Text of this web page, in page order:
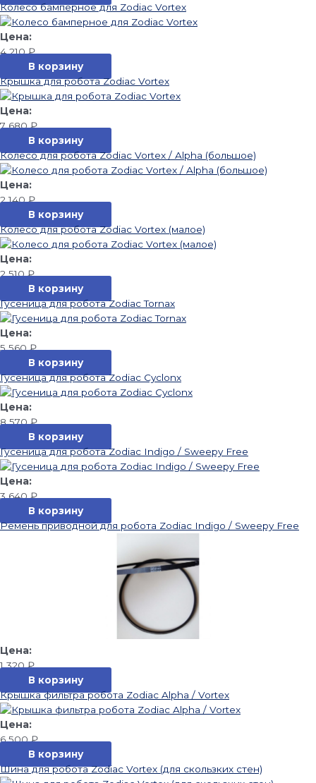
Колесо бамперное для Zodiac Vortex
4 210₽
В корзину
Крышка для робота Zodiac Vortex
7 680₽
В корзину
Колесо для робота Zodiac Vortex / Alpha (большое)
2 140₽
В корзину
Колесо для робота Zodiac Vortex (малое)
2 510₽
В корзину
Гусеница для робота Zodiac Tornax
5 560₽
В корзину
Гусеница для робота Zodiac Cyclonx
8 570₽
В корзину
Гусеница для робота Zodiac Indigo / Sweepy Free
3 640₽
В корзину
Ремень приводной для робота Zodiac Indigo / Sweepy Free
1 320₽
В корзину
Крышка фильтра робота Zodiac Alpha / Vortex
6 500₽
В корзину
Шина для робота Zodiac Vortex (для скользких стен)